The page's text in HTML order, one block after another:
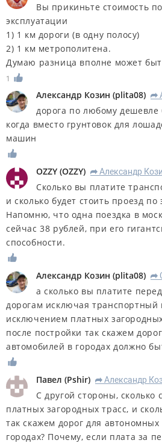
Вы прикиньте стоимость
эксплуатации
1) 1 км дороги (в одну полосу)
2) 1 км метрополитена.
Думаю разница вполне может
1
Александр Козин (plita08) R
дорога по любому дешевле
когда вместо грунтовок для
машин
OZZY (OZZY) R Александр
Сколько вы платите
и сколько будет стоить проезд
Напомню, что одна поездка в
сейчас 38 рублей, при его
способности.
Александр Козин (plita08) R
а сколько вы платите
дорогам исключая транспортный
исключением платных
после постройки так скажем
автомобилей в городах должно
Павел (Pshir) R Александр
С другой стороны, сколько
платных загородных трасс, и
так скажем дорог для
городах? Почему, если плата за